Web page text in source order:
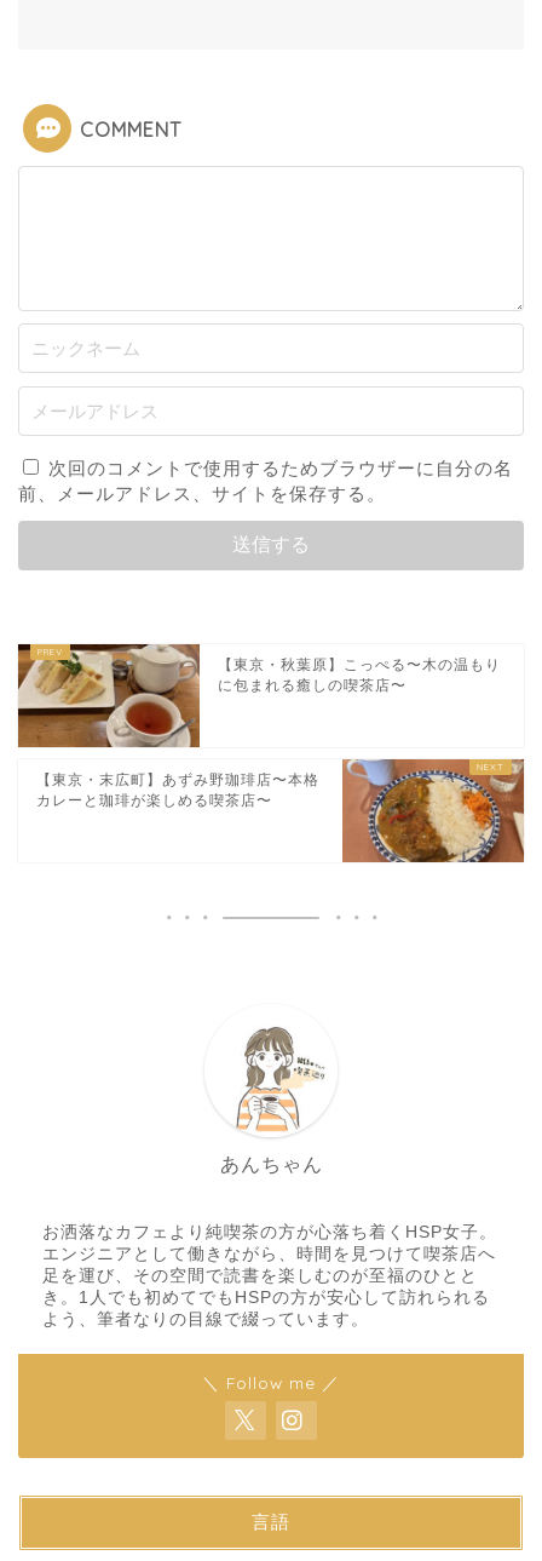
COMMENT
次回のコメントで使用するためブラウザーに自分の名
前、メールアドレス、サイトを保存する。
【東京・秋葉原】こっぺる〜木の温もり
に包まれる癒しの喫茶店〜
【東京・末広町】あずみ野珈琲店〜本格
カレーと珈琲が楽しめる喫茶店〜
あんちゃん
お洒落なカフェより純喫茶の方が心落ち着くHSP女子。
エンジニアとして働きながら、時間を見つけて喫茶店へ
足を運び、その空間で読書を楽しむのが至福のひとと
き。1人でも初めてでもHSPの方が安心して訪れられる
よう、筆者なりの目線で綴っています。
＼ Follow me ／
言語